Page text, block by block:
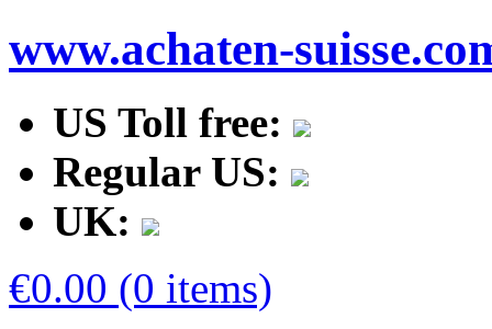
www.achaten-
US Toll free:
Regular US:
UK:
€0.00 (0 items)